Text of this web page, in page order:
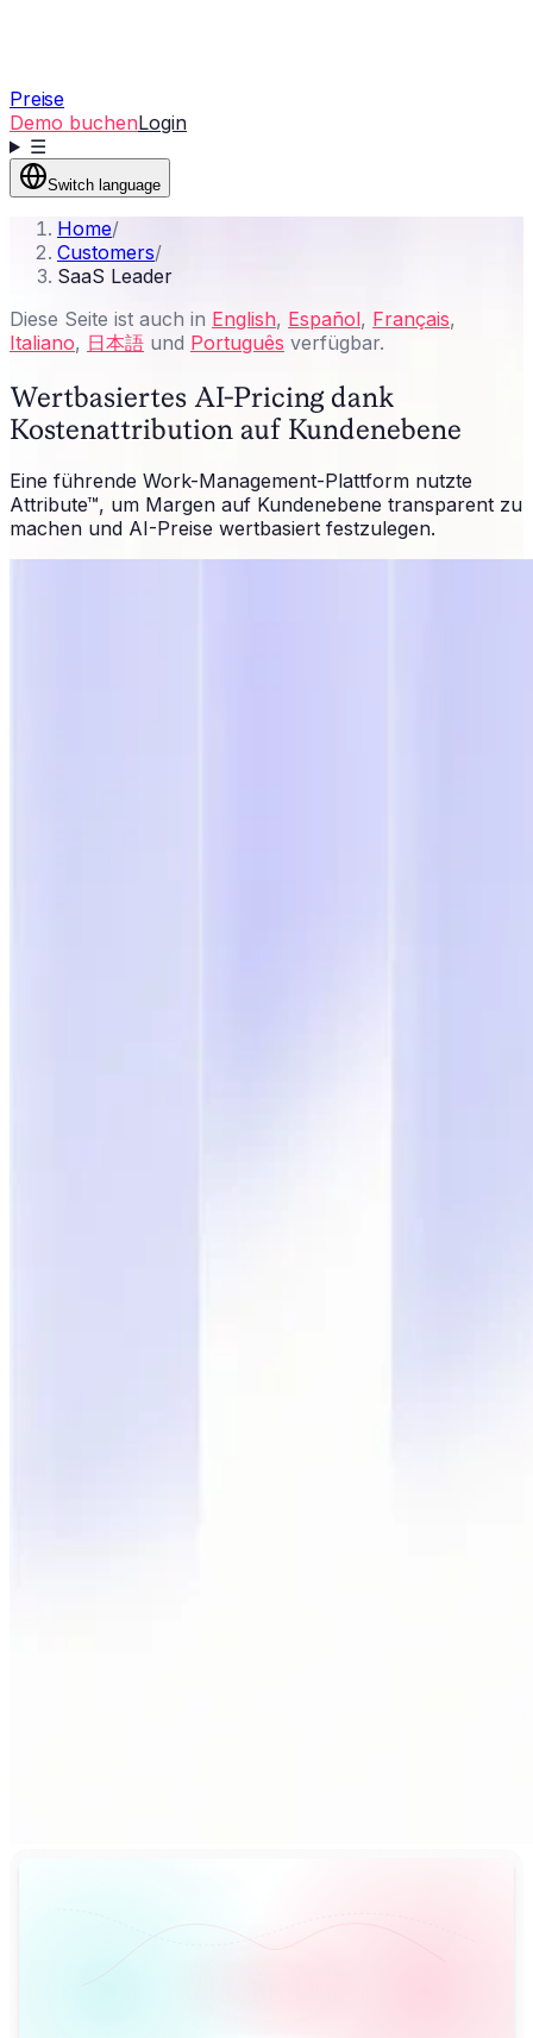
Preise
Demo buchenLogin
☰
Switch language
Home/
Customers/
SaaS Leader
Diese Seite ist auch in English, Español, Français,
Italiano, 日本語 und Português verfügbar.
Wertbasiertes AI-Pricing dank
Kostenattribution auf Kundenebene
Eine führende Work-Management-Plattform nutzte
Attribute™, um Margen auf Kundenebene transparent zu
machen und AI-Preise wertbasiert festzulegen.